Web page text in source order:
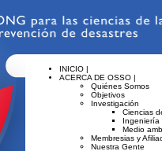
INICIO |
ACERCA DE OSSO |
Quiénes Somos
Objetivos
Investigación
Ciencias
Ingeniería
Medio
Membresias y
Nuestra Gente